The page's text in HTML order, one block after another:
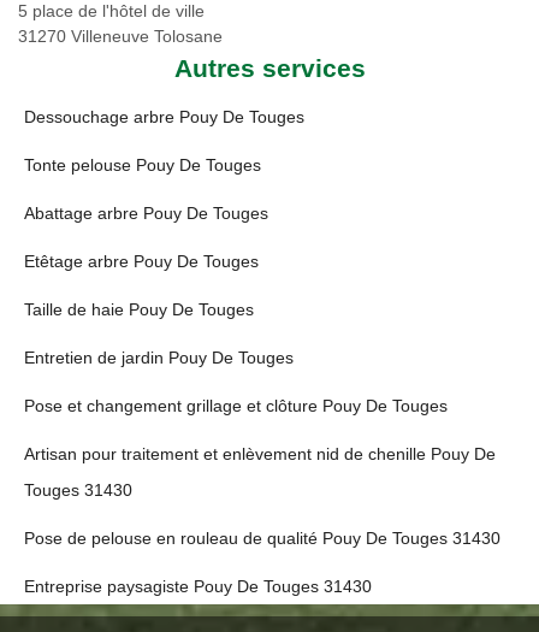
5 place de l'hôtel de ville
31270 Villeneuve Tolosane
Autres services
Dessouchage arbre Pouy De Touges
Tonte pelouse Pouy De Touges
Abattage arbre Pouy De Touges
Etêtage arbre Pouy De Touges
Taille de haie Pouy De Touges
Entretien de jardin Pouy De Touges
Pose et changement grillage et clôture Pouy De Touges
Artisan pour traitement et enlèvement nid de chenille Pouy De
Touges 31430
Pose de pelouse en rouleau de qualité Pouy De Touges 31430
Entreprise paysagiste Pouy De Touges 31430